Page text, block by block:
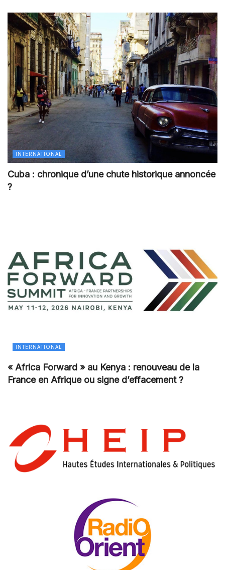
INTERNATIONAL
Cuba : chronique d’une chute historique annoncée
?
INTERNATIONAL
« Africa Forward » au Kenya : renouveau de la
France en Afrique ou signe d’effacement ?